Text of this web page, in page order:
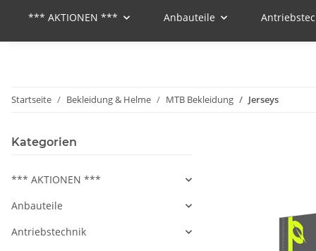
*** AKTIONEN *** Anbauteile
Startseite Bekleidung & Helme MTB Bekleidung Jerseys
Kategorien
*** AKTIONEN ***
Anbauteile
Antriebstechnik